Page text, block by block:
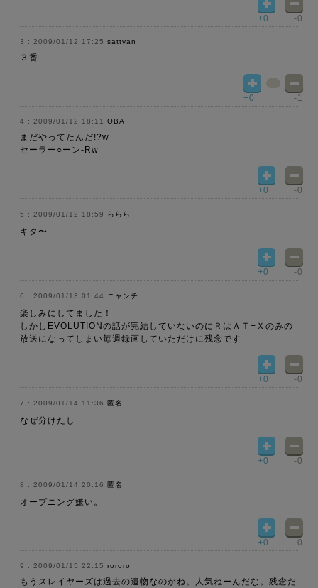
+0 -0
2009/01/12 17:25 sattyan
３番
+0 -1
2009/01/12 18:11 OBA
まだやってたんだ!?w
セーラー○ーン-Rw
+0 -0
2009/01/12 18:59 ららら
キタ〜
+0 -0
2009/01/13 01:44 ニャンチ
楽しみにしてました！
しかしEVOLUTIONの話が完結していないのにＲはＡＴ−Ｘのみの
放送になってしまい毎週録画していただけに残念です
+0 -0
2009/01/14 11:36 匿名
なぜ分けたし
+0 -0
2009/01/14 20:16 匿名
オープニング嫌い。
+0 -0
2009/01/15 22:15 rororo
もうスレイヤーズは過去の遺物なのかね。人気ねーんだな。残念だ